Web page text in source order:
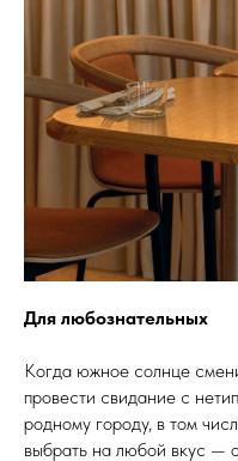
Для любознательных
Когда южное солнце
провести свидание с
родному городу, в том
выбрать на любой вкус —